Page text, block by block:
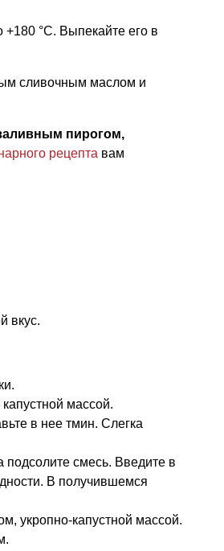
+180 °C. Выпекайте его в
сливочным маслом и
пирогом,
рецепта вам
вкус.
массой.
в нее тмин. Слегка
подсолите смесь. Введите в
В получившемся
укропно-капустной массой.